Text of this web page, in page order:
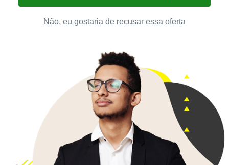
Não, eu gostaria de recusar essa oferta